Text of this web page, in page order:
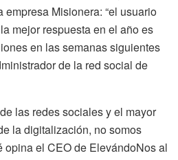
empresa Misionera: “el usuario
mejor respuesta en el año es
en las semanas siguientes
de la red social de
las redes sociales y el mayor
la digitalización, no somos
opina el CEO de ElevándoNos al